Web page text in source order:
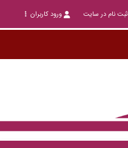
ثبت نام در سایت ورود کاربران